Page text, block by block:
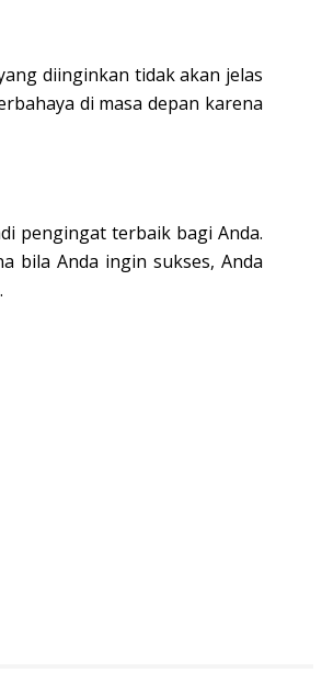
diinginkan tidak akan jelas
di masa depan karena
pengingat terbaik bagi Anda.
bila Anda ingin sukses, Anda